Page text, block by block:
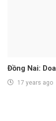
Đồng Nai:
17 years ago